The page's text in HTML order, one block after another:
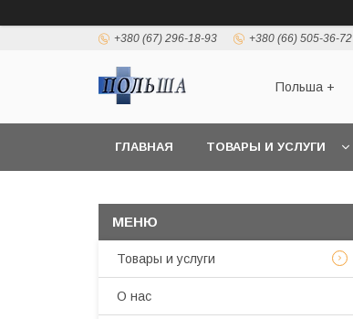
+380 (67) 296-18-93 +380 (66) 505-36-72
Польша +
ГЛАВНАЯ ТОВАРЫ И УСЛУГИ
Товары и услуги
О нас